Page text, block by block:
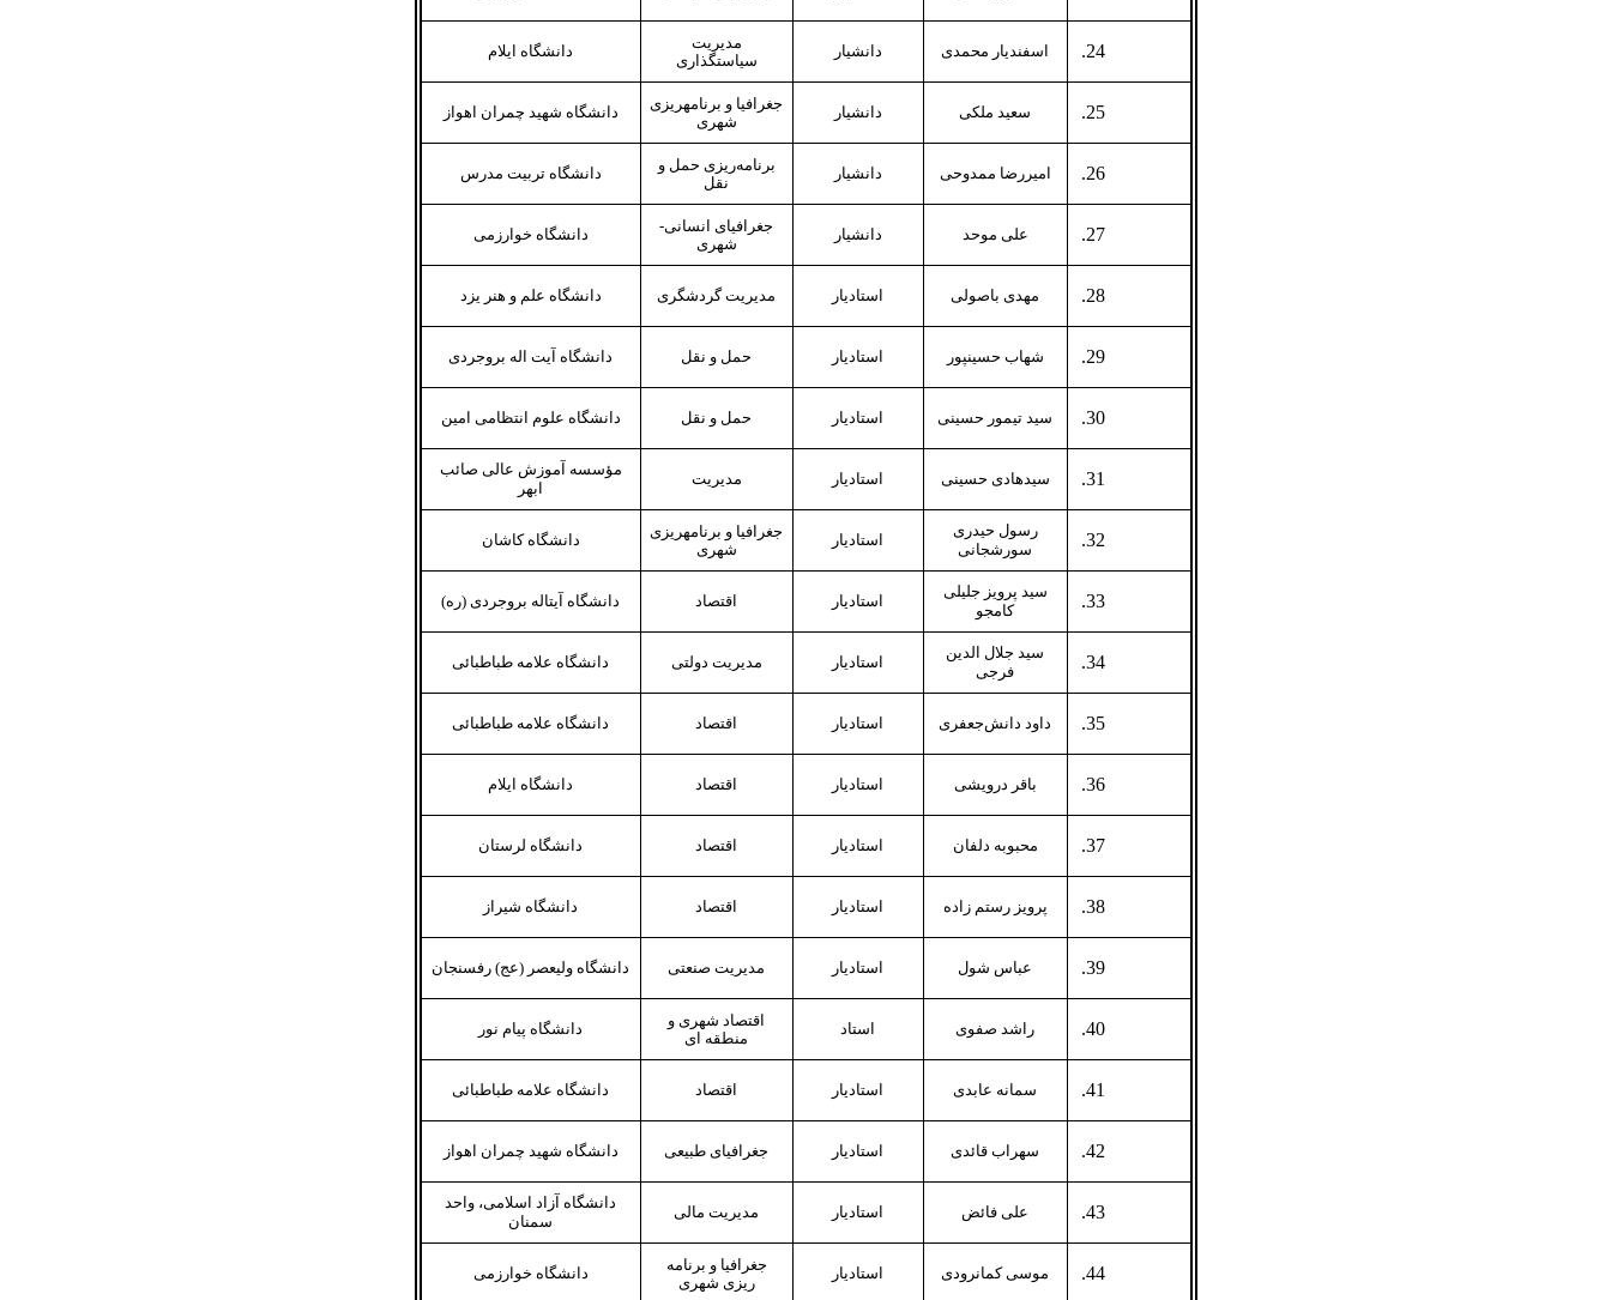
اسفندیار محمدی دانشیار
مدیریت
سیاست‎گذاری
دانشگاه ایلام
سعید ملکی دانشیار
جغرافیا و برنامه‎ریزی
شهری
دانشگاه شهید چمران اهواز
امیررضا ممدوحی دانشیار برنامهریزی حمل و
نقل
دانشگاه تربیت مدرس
علی موحد دانشیار
جغرافیای انسانی-
شهری
دانشگاه خوارزمی
مهدی باصولی استادیار مدیریت گردشگری دانشگاه علم و هنر یزد
شهاب حسین‏پور استادیار حمل و نقل دانشگاه آیت اله بروجردی
سید تیمور حسینی استادیار حمل و نقل دانشگاه علوم انتظامی امین
سیدهادی حسینی استادیار مدیریت
مؤسسه آموزش عالی صائب
ابهر
رسول حیدری
سورشجانی
استادیار
جغرافیا و برنامه‎ریزی
شهری
دانشگاه کاشان
سید پرویز جلیلی
کامجو
استادیار اقتصاد دانشگاه آیتاله بروجردی (ره)
سید جلال ‎الدین
فرجی
استادیار مدیریت دولتی دانشگاه علامه طباطبائی
داود دانشجعفری استادیار اقتصاد دانشگاه علامه طباطبائی
باقر درویشی استادیار اقتصاد دانشگاه ایلام
محبوبه دلفان استادیار اقتصاد دانشگاه لرستان
پرویز رستمزاده استادیار اقتصاد دانشگاه شیراز
عباس شول استادیار مدیریت صنعتی دانشگاه ولیعصر (عج) رفسنجان
راشد صفوی استاد
اقتصاد شهری و
منطقه ای
دانشگاه پیام نور
سمانه عابدی استادیار اقتصاد دانشگاه علامه طباطبائی
سهراب قائدی استادیار جغرافیای طبیعی دانشگاه شهید چمران اهواز
علی فائض استادیار مدیریت مالی
دانشگاه آزاد اسلامی، واحد
سمنان
موسی کمانرودی استادیار
ریزی شهری
دانشگاه خوارزمی